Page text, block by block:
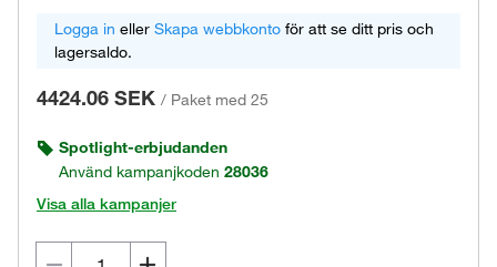
Logga in eller Skapa webbkonto för att se ditt pris och
lagersaldo.
4424.06 SEK / Paket med 25
Spotlight-erbjudanden
Använd kampanjkoden 28036
Visa alla kampanjer